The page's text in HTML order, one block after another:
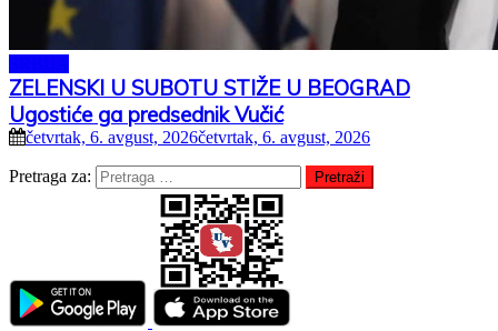
ZELENSKI U SUBOTU STIŽE U BEOGRAD
Ugostiće ga predsednik Vučić
četvrtak, 6. avgust, 2026četvrtak, 6. avgust, 2026
Pretraga za: